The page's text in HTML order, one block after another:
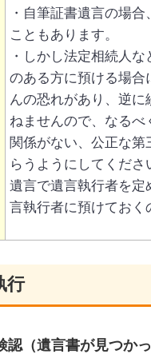
・自筆証書遺言の場
こともあります。
・しかし法定相続人
のある方に預ける場合
んの恐れがあり、逆に
ねませんので、なるべ
関係がない、公正な第
らうようにしてくださ
遺言で遺言執行者を定
言執行者に預けておく
行
認（遺言書が見つかっ